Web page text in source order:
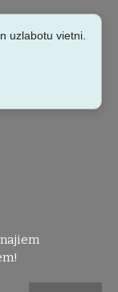
uzlabotu vietni.